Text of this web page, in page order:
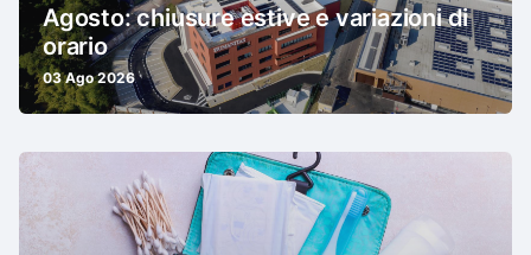
Agosto: chiusure estive e variazioni di
orario
03 Ago 2026